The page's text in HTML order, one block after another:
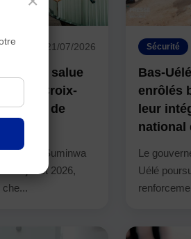
21/07/2026
salue
la Croix-
adieux de
Judith Suminwa
21 juillet 2026,
che...
Sécurité
Bas-
enrôlés
leur
national
Le
Uélé